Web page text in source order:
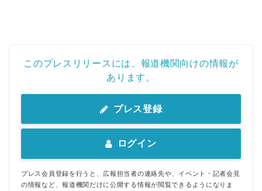
このプレスリリースには、報道機関向けの情報が
あります。
プレス登録
ログイン
プレス会員登録を行うと、広報担当者の連絡先や、イベント・記者会見
の情報など、報道機関だけに公開する情報が閲覧できるようになりま